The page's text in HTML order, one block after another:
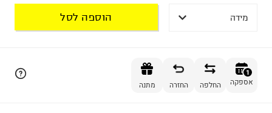
מידה הוספה לסל
1
אספקה החלפה החזרה מתנה